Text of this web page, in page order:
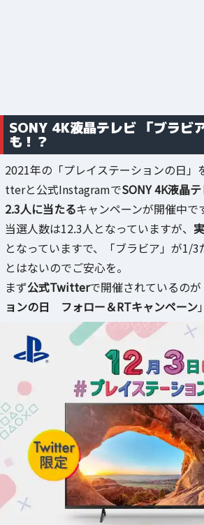
SONY 4K液晶テレビ 「ブラビ
も！？
2021年の「プレイステーションの日」
tterと公式InstagramでSONY 4K液晶
2.3人に当たるキャンペーンが開催中で
当選人数は12.3人となっていますが、
となっていますで、「ブラビア」が1/
とはないのでご安心を。
まず公式Twitterで開催されているのが
ョンの日 フォロー＆RTキャンペーン